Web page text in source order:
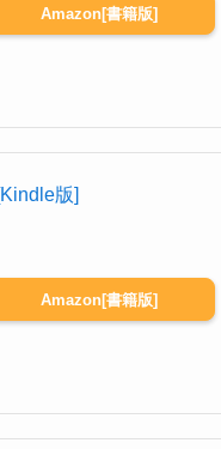
Amazon[書籍版]
版]
Amazon[書籍版]